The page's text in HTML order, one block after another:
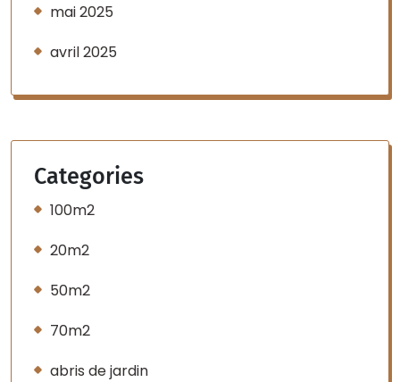
mai 2025
avril 2025
Categories
100m2
20m2
50m2
70m2
abris de jardin